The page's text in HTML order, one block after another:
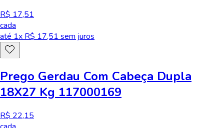
R$ 17,51
cada
até 1x R$ 17,51 sem juros
Prego Gerdau Com Cabeça Dupla
18X27 Kg 117000169
R$ 22,15